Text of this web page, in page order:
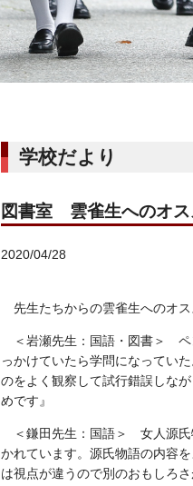
学校だより
図書室 雲雀生へのオス
2020/04/28
先生たちからの雲雀生へのオス
＜岩瀬先生：国語・図書＞
っかけていたら学問になってい
のをよく観察して試行錯誤しな
めです』
＜鎌田先生：国語＞ 女人源
かれています。源氏物語の内容
は視点が違うので別のおもしろさ